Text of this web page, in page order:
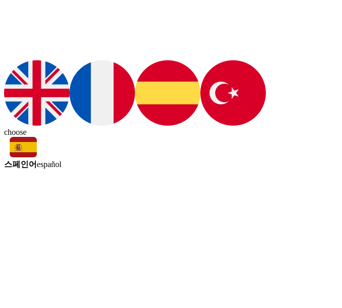
choose
스페인어español